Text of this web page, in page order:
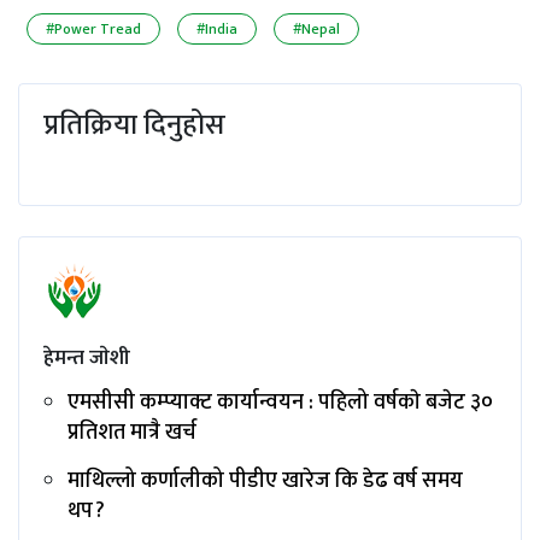
#Power Tread #India #Nepal
प्रतिक्रिया दिनुहोस
हेमन्त जाेशी
एमसीसी कम्प्याक्ट कार्यान्वयन : पहिलो वर्षकाे बजेट ३०
प्रतिशत मात्रै खर्च
माथिल्लो कर्णालीको पीडीए खारेज कि डेढ वर्ष समय
थप ?